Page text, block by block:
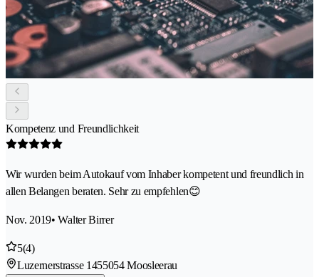
Kompetenz und Freundlichkeit
Wir wurden beim Autokauf vom Inhaber kompetent und freundlich in
allen Belangen beraten. Sehr zu empfehlen😊
Nov. 2019• Walter Birrer
5(4)
Luzernerstrasse 1455054 Moosleerau